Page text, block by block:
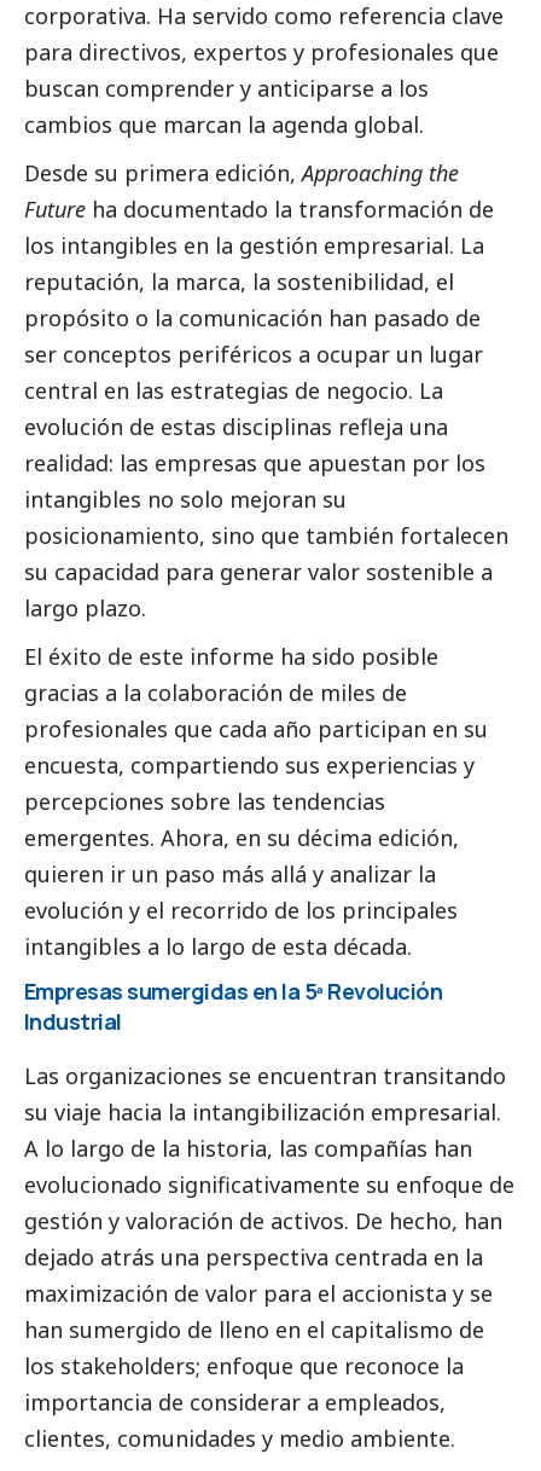
corporativa. Ha servido como referencia clave
para directivos, expertos y profesionales que
buscan comprender y anticiparse a los
cambios que marcan la agenda global.
Desde su primera edición,Approaching the
Future ha documentado la transformación de
los intangibles en la gestión empresarial. La
reputación, la marca, la sostenibilidad, el
propósito o la comunicación han pasado de
ser conceptos periféricos a ocupar un lugar
central en las estrategias de negocio. La
evolución de estas disciplinas refleja una
realidad: las empresas que apuestan por los
intangibles no solo mejoran su
posicionamiento, sino que también fortalecen
su capacidad para generar valor sostenible a
largo plazo.
El éxito de este informe ha sido posible
gracias a la colaboración de miles de
profesionales que cada año participan en su
encuesta, compartiendo sus experiencias y
percepciones sobre las tendencias
emergentes. Ahora, en su décima edición,
quieren ir un paso más allá y analizar la
evolución y el recorrido de los principales
intangibles a lo largo de esta década.
Empresas sumergidas en la 5ª Revolución
Industrial
Las organizaciones se encuentran transitando
su viaje hacia la intangibilización empresarial.
A lo largo de la historia, las compañías han
evolucionado significativamente su enfoque de
gestión y valoración de activos. De hecho, han
dejado atrás una perspectiva centrada en la
maximización de valor para el accionista y se
han sumergido de lleno en el capitalismo de
los stakeholders; enfoque que reconoce la
importancia de considerar a empleados,
clientes, comunidades y medio ambiente.